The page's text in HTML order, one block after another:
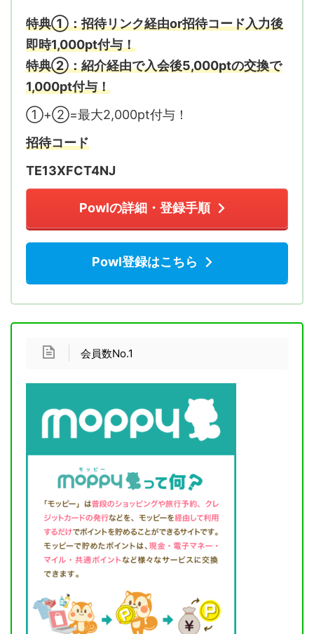
特典①：招待リンク経由or招待コード入力後
即時1,000pt付与！
特典②：紹介経由で入会後5,000ptの交換で
1,000pt付与！
①+②=最大2,000pt付与！
招待コード
TE13XFCT4NJ
Powlの詳細・登録手順
Powl登録はこちら
会員数No.1